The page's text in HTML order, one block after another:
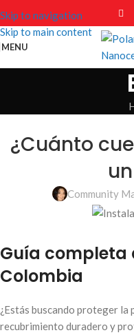
Skip to navigation
Skip to main content
MENU
¿Cuánto
Community
Guía completa
Colombia
¿Estás buscando proteger la
recubrimiento duradero y